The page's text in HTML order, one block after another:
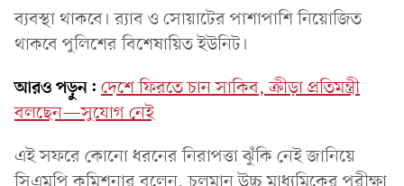
ব্যবস্থা থাকবে। র‌্যাব ও সোয়াটের পাশাপাশি নিয়োজিত
থাকবে পুলিশের বিশেষায়িত ইউনিট।
আরও পড়ুন: দেশে ফিরতে চান সাকিব, ক্রীড়া প্রতিমন্ত্রী
বলছেন—সুযোগ নেই
এই সফরে কোনো ধরনের নিরাপত্তা ঝুঁকি নেই জানিয়ে